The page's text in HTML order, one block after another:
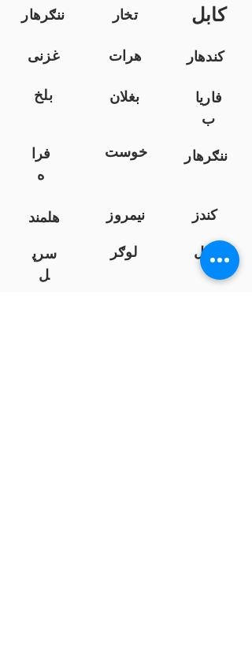
ننګرهار تخار کابل
غزنی هرات
کندهار
بلخ
بغلان
فاریا
ب
فرا
ه
خوست ننګرهار
هلمند نیمروز
کندز
سرپ
ل
لوګر زابل